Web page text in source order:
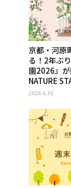
京都・河原
る！2年ぶ
園2026』
NATURE
2026.6.30